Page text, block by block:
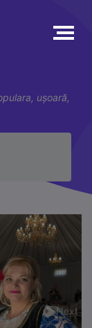
ușoară,
Next